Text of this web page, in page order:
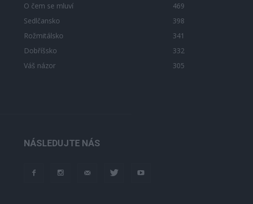
O čem se mluví
469
Sedlčansko
398
Rožmitálsko
341
Dobříšsko
332
Váš názor
305
NÁSLEDUJTE NÁS